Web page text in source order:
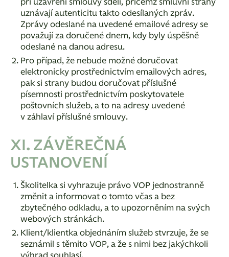
při uzavření smlouvy sdělí, přičemž smluvní strany
uznávají autenticitu takto odesílaných zpráv.
Zprávy odeslané na uvedené emailové adresy se
považují za doručené dnem, kdy byly úspěšně
odeslané na danou adresu.
Pro případ, že nebude možné doručovat
elektronicky prostřednictvím emailových adres,
pak si strany budou doručovat příslušné
písemnosti prostřednictvím poskytovatele
poštovních služeb, a to na adresy uvedené
v záhlaví příslušné smlouvy.
XI. ZÁVĚREČNÁ
USTANOVENÍ
Školitelka si vyhrazuje právo VOP jednostranně
změnit a informovat o tomto včas a bez
zbytečného odkladu, a to upozorněním na svých
webových stránkách.
Klient/klientka objednáním služeb stvrzuje, že se
seznámil s těmito VOP, a že s nimi bez jakýchkoli